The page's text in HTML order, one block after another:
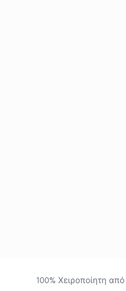
100% Χειροποίητη